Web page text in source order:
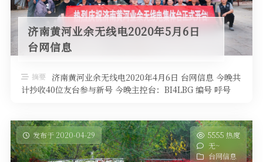
视频资料
HAM技巧
软件
摩托车
黄河直播
编号查询
济南黄河业余无线电2020年5月6日
台网信息
摘要 济南黄河业余无线电2020年4月6日 台网信息 今晚共
计抄收40位友台参与新号 今晚主控台：BI4LBG 编号 呼号
发布于 2020-04-29
5555 热度
无~
台网信息